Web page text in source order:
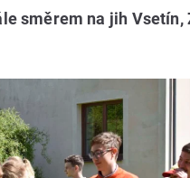
směrem na jih Vsetín,